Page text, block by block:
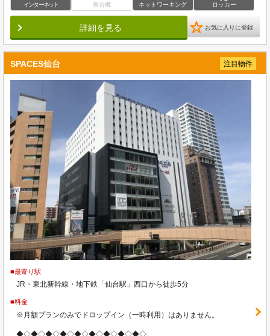
インターネット 複合機 ネットワーキング ロッカー
詳細を見る お気に入りに登録
SPACES仙台 注目物件
■最寄り駅
JR・東北新幹線・地下鉄「仙台駅」西口から徒歩5分
■料金
※月額プランのみでドロップイン（一時利用）はありません。
◆◇◆◇◆◇◆◇◆◇◆◇◆◇◆◇◆◇